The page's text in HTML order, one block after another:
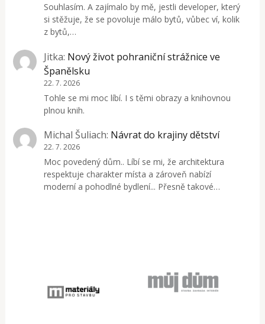
Souhlasím. A zajímalo by mě, jestli developer, který
si stěžuje, že se povoluje málo bytů, vůbec ví, kolik
z bytů,…
Jitka: Nový život pohraniční strážnice ve
Španělsku
22. 7. 2026
Tohle se mi moc líbí. I s těmi obrazy a knihovnou
plnou knih.
Michal Šuliach: Návrat do krajiny dětství
22. 7. 2026
Moc povedený dům.. Líbí se mi, že architektura
respektuje charakter místa a zároveň nabízí
moderní a pohodlné bydlení... Přesně takové…